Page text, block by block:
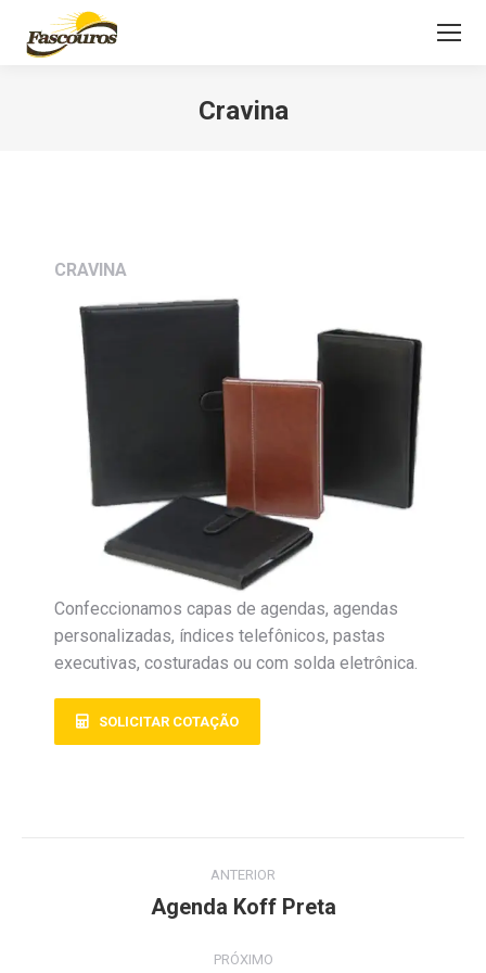
Cravina
CRAVINA
Confeccionamos capas de agendas, agendas
personalizadas, índices telefônicos, pastas
executivas, costuradas ou com solda eletrônica.
SOLICITAR COTAÇÃO
ANTERIOR
Agenda Koff Preta
PRÓXIMO